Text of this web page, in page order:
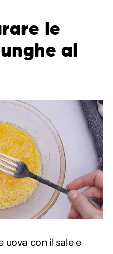
le
al
uova con il sale e